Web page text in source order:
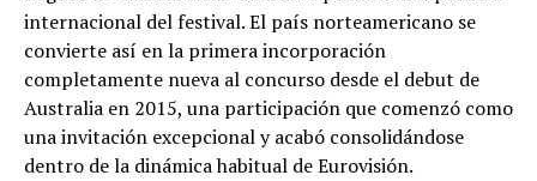
internacional del festival. El país norteamericano se
convierte así en la primera incorporación
completamente nueva al concurso desde el debut de
Australia en 2015, una participación que comenzó como
una invitación excepcional y acabó consolidándose
dentro de la dinámica habitual de Eurovisión.